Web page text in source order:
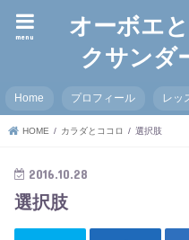
オーボエ
クサンダ
menu
Home プロフィール レッ
HOME カラダとココロ 選択肢
2016.10.28
選択肢